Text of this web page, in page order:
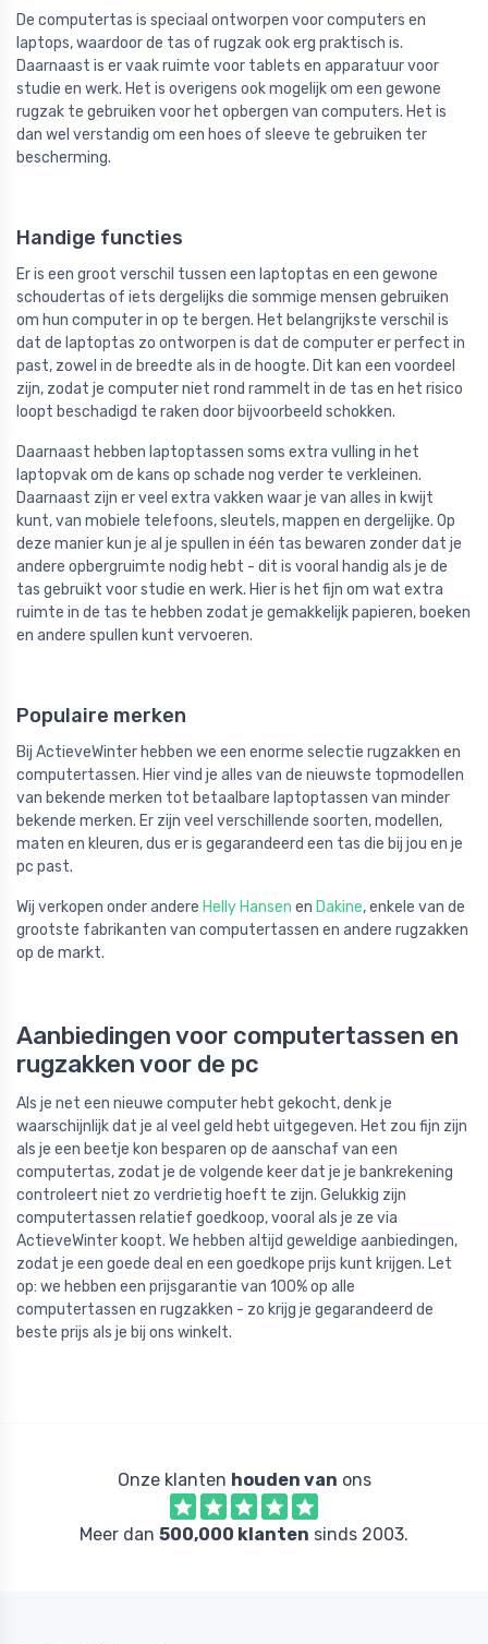
De computertas is speciaal ontworpen voor computers en
laptops, waardoor de tas of rugzak ook erg praktisch is.
Daarnaast is er vaak ruimte voor tablets en apparatuur voor
studie en werk. Het is overigens ook mogelijk om een gewone
rugzak te gebruiken voor het opbergen van computers. Het is
dan wel verstandig om een hoes of sleeve te gebruiken ter
bescherming.
Handige functies
Er is een groot verschil tussen een laptoptas en een gewone
schoudertas of iets dergelijks die sommige mensen gebruiken
om hun computer in op te bergen. Het belangrijkste verschil is
dat de laptoptas zo ontworpen is dat de computer er perfect in
past, zowel in de breedte als in de hoogte. Dit kan een voordeel
zijn, zodat je computer niet rond rammelt in de tas en het risico
loopt beschadigd te raken door bijvoorbeeld schokken.
Daarnaast hebben laptoptassen soms extra vulling in het
laptopvak om de kans op schade nog verder te verkleinen.
Daarnaast zijn er veel extra vakken waar je van alles in kwijt
kunt, van mobiele telefoons, sleutels, mappen en dergelijke. Op
deze manier kun je al je spullen in één tas bewaren zonder dat je
andere opbergruimte nodig hebt - dit is vooral handig als je de
tas gebruikt voor studie en werk. Hier is het fijn om wat extra
ruimte in de tas te hebben zodat je gemakkelijk papieren, boeken
en andere spullen kunt vervoeren.
Populaire merken
Bij ActieveWinter hebben we een enorme selectie rugzakken en
computertassen. Hier vind je alles van de nieuwste topmodellen
van bekende merken tot betaalbare laptoptassen van minder
bekende merken. Er zijn veel verschillende soorten, modellen,
maten en kleuren, dus er is gegarandeerd een tas die bij jou en je
pc past.
Wij verkopen onder andere Helly Hansen en Dakine, enkele van de
grootste fabrikanten van computertassen en andere rugzakken
op de markt.
Aanbiedingen voor computertassen en
rugzakken voor de pc
Als je net een nieuwe computer hebt gekocht, denk je
waarschijnlijk dat je al veel geld hebt uitgegeven. Het zou fijn zijn
als je een beetje kon besparen op de aanschaf van een
computertas, zodat je de volgende keer dat je je bankrekening
controleert niet zo verdrietig hoeft te zijn. Gelukkig zijn
computertassen relatief goedkoop, vooral als je ze via
ActieveWinter koopt. We hebben altijd geweldige aanbiedingen,
zodat je een goede deal en een goedkope prijs kunt krijgen. Let
op: we hebben een prijsgarantie van 100% op alle
computertassen en rugzakken - zo krijg je gegarandeerd de
beste prijs als je bij ons winkelt.
Onze klanten houden van ons
Meer dan 500,000 klanten sinds 2003.